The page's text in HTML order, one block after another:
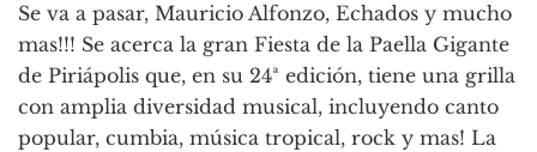
Se va a pasar, Mauricio Alfonzo, Echados y mucho
mas!!! Se acerca la gran Fiesta de la Paella Gigante
de Piriápolis que, en su 24ª edición, tiene una grilla
con amplia diversidad musical, incluyendo canto
popular, cumbia, música tropical, rock y mas! La